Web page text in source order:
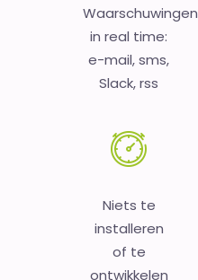
Waarschuwingen
in real time:
e-mail, sms,
Slack, rss
Niets te
installeren
of te
ontwikkelen